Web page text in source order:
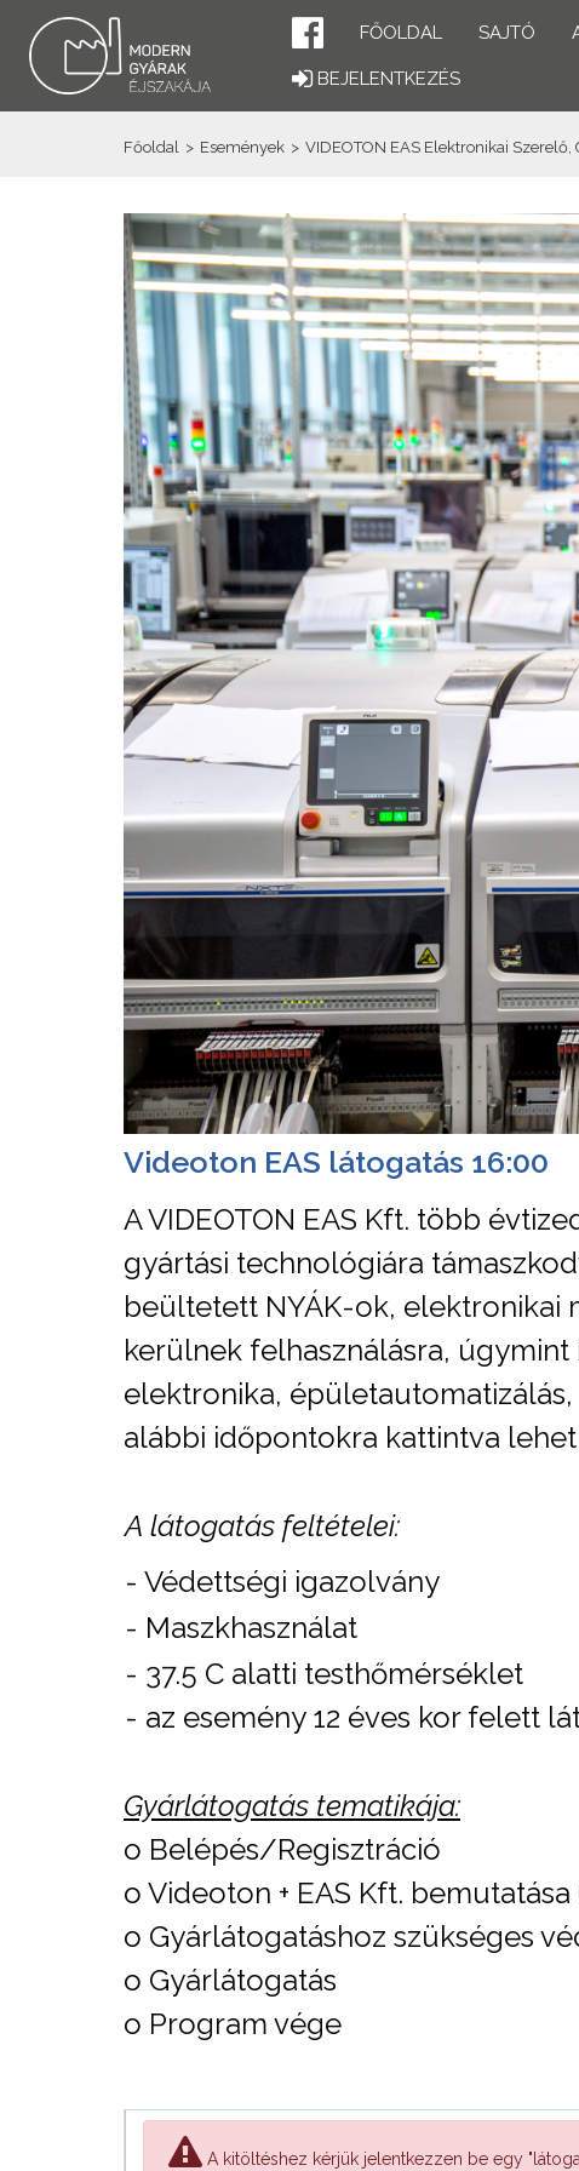
FŐOLDAL SAJTÓ
BEJELENTKEZÉS
Főoldal > Események > VIDEOTON EAS Elektronikai Szerelő,
Videoton EAS látogatás 16:00
A VIDEOTON EAS Kft. több
gyártási technológiára
beültetett NYÁK-ok,
kerülnek felhasználásra,
elektronika,
alábbi időpontokra kattintva
A látogatás feltételei:
- Védettségi igazolvány
- Maszkhasználat
- 37.5 C alatti testhőmérséklet
- az esemény 12 éves kor felett
Gyárlátogatás tematikája:
o Belépés/Regisztráció
o Videoton + EAS Kft.
o Gyárlátogatáshoz szükséges
o Gyárlátogatás
o Program vége
A kitöltéshez kérjük jelentkezzen be egy